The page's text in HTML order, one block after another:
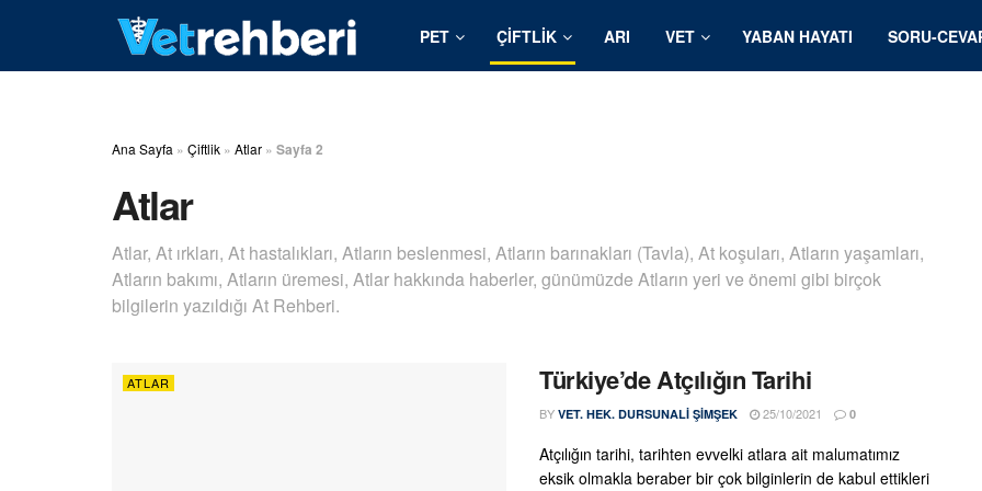
PET ÇIFTLIK ARI VET YABAN HAYATI SORU-
Ana Sayfa » Çiftlik » Atlar » Sayfa 2
Atlar
Atlar, At ırkları, At hastalıkları, Atların beslenmesi, Atların barınakları (Tavla), At koşuları, Atların yaşamları,
Atların bakımı, Atların üremesi, Atlar hakkında haberler, günümüzde Atların yeri ve önemi gibi birçok
bilgilerin yazıldığı At Rehberi.
ATLAR Türkiye’de Atçılığın Tarihi
BY VET. HEK. DURSUNALI ŞIMŞEK 25/10/2021 0
Atçılığın tarihi, tarihten evvelki atlara ait malumatımız
eksik olmakla beraber bir çok bilginlerin de kabul ettikleri